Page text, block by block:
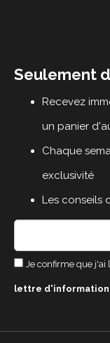
Seulement
Recevez
un panier
Chaque
exclusivité
Les conseils
Je confirme que j'ai
lettre d'information